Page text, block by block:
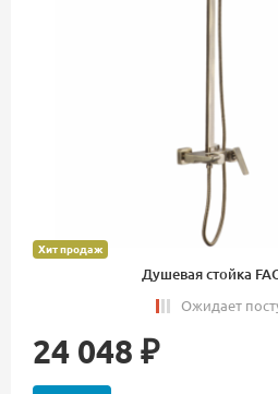
Хит продаж
Душевая стойка
Ожидает
24 048 ₽